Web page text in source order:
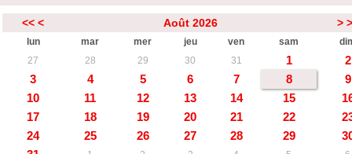
<< < Août 2026 >
lun mar mer jeu ven sam
27
28 29 30 31 1
2
3
4 5 6 7 8
9
10
11 12 13 14 15
17
18 19 20 21 22
24
25 26 27 28 29